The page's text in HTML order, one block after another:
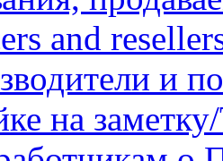
and
и
на